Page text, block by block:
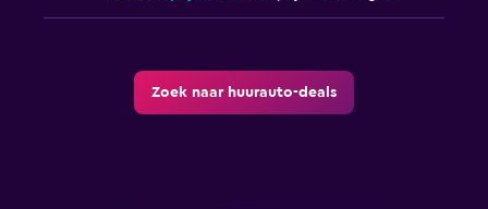
Zoek naar huurauto-deals